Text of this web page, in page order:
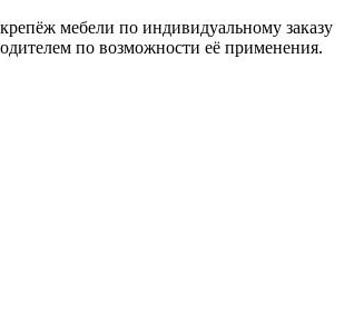
мебели по индивидуальному заказу
по возможности её применения.